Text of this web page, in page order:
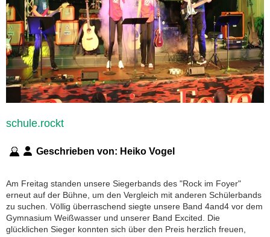
schule.rockt
Geschrieben von: Heiko Vogel
Am Freitag standen unsere Siegerbands des "Rock im Foyer"
erneut auf der Bühne, um den Vergleich mit anderen Schülerbands
zu suchen. Völlig überraschend siegte unsere Band 4and4 vor dem
Gymnasium Weißwasser und unserer Band Excited. Die
glücklichen Sieger konnten sich über den Preis herzlich freuen,